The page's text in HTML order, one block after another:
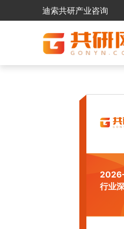
迪索共研产业咨询
行业